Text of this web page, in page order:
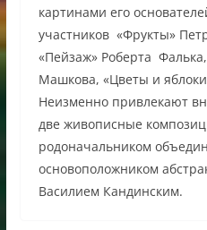
картинами его
участников «Фрукты»
«Пейзаж» Роберта
Машкова, «Цветы и
Неизменно привлекают
две живописные
родоначальником
основоположником
Василием Кандинским.